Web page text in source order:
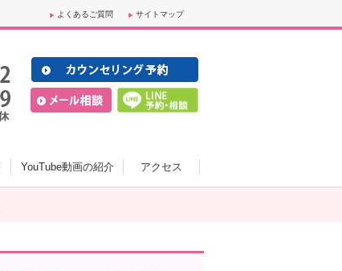
よくあるご質問 サイトマップ
YouTube動画の紹介 アクセス